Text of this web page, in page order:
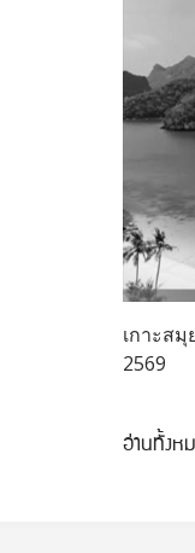
เกาะส
2569
อ่านทั้งห